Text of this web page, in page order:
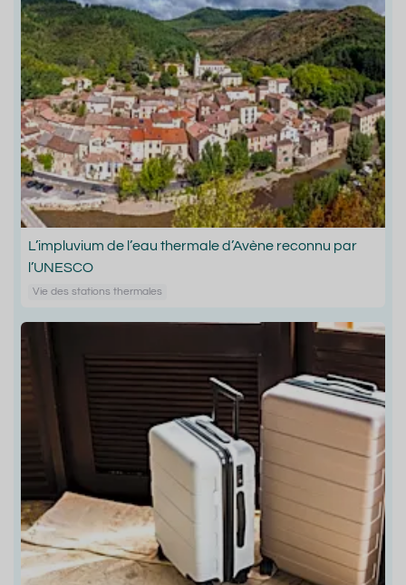
L’impluvium de l’eau thermale d’Avène reconnu par
l’UNESCO
Vie des stations thermales